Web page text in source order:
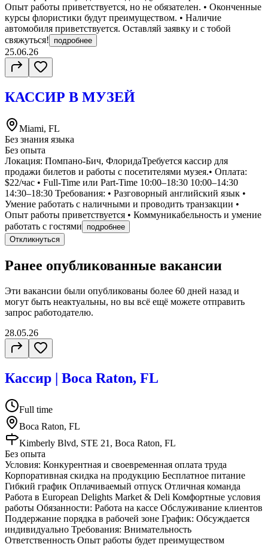
Опыт работы приветствуется, но не обязателен. • Оконченные
курсы флористики будут преимуществом. • Наличие
автомобиля приветствуется. Оставляй заявку и с тобой
свяжуться!
подробнее
25.06.26
КАССИР В МУЗЕЙ
Miami, FL
Без знания языка
Без опыта
Локация: Помпано-Бич, ФлоридаТребуется кассир для
продажи билетов и работы с посетителями музея.• Оплата:
$22/час • Full-Time или Part-Time 10:00–18:30 10:00–14:30
14:30–18:30 Требования: • Разговорный английский язык •
Умение работать с наличными и проводить транзакции •
Опыт работы приветствуется • Коммуникабельность и умение
работать с гостями
подробнее
Откликнуться
Ранее опубликованные вакансии
Эти вакансии были опубликованы более 60 дней назад и
могут быть неактуальны, но вы всё ещё можете отправить
запрос работодателю.
28.05.26
Кассир | Boca Raton, FL
Full time
Boca Raton, FL
Kimberly Blvd, STE 21, Boca Raton, FL
Без опыта
Условия: Конкурентная и своевременная оплата труда
Корпоративная скидка на продукцию Бесплатное питание
Гибкий график Оплачиваемый отпуск Отличная команда
Работа в European Delights Market & Deli Комфортные условия
работы Обязанности: Работа на кассе Обслуживание клиентов
Поддержание порядка в рабочей зоне График: Обсуждается
индивидуально Требования: Внимательность
Ответственность Опыт работы будет преимуществом